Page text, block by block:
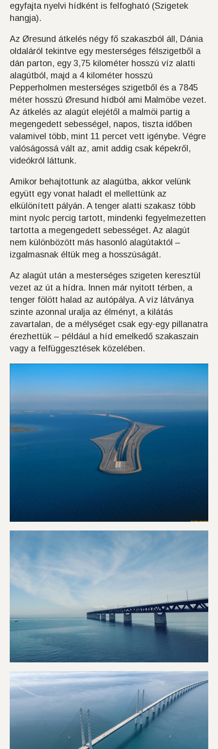
egyfajta nyelvi hídként is felfogható (Szigetek
hangja).
Az Øresund átkelés négy fő szakaszból áll, Dánia
oldaláról tekintve egy mesterséges félszigetből a
dán parton, egy 3,75 kilométer hosszú víz alatti
alagútból, majd a 4 kilométer hosszú
Pepperholmen mesterséges szigetből és a 7845
méter hosszú Øresund hídból ami Malmöbe vezet.
Az átkelés az alagút elejétől a malmöi partig a
megengedett sebességel, napos, tiszta időben
valamivel több, mint 11 percet vett igénybe. Végre
valóságossá vált az, amit addig csak képekről,
videókról láttunk.
Amikor behajtottunk az alagútba, akkor velünk
együtt egy vonat haladt el mellettünk az
elkülönített pályán. A tenger alatti szakasz több
mint nyolc percig tartott, mindenki fegyelmezetten
tartotta a megengedett sebességet. Az alagút
nem különbözött más hasonló alagútaktól –
izgalmasnak éltük meg a hosszúságát.
Az alagút után a mesterséges szigeten keresztül
vezet az út a hídra. Innen már nyitott térben, a
tenger fölött halad az autópálya. A víz látványa
szinte azonnal uralja az élményt, a kilátás
zavartalan, de a mélységet csak egy-egy pillanatra
érezhettük – például a híd emelkedő szakaszain
vagy a felfüggesztések közelében.